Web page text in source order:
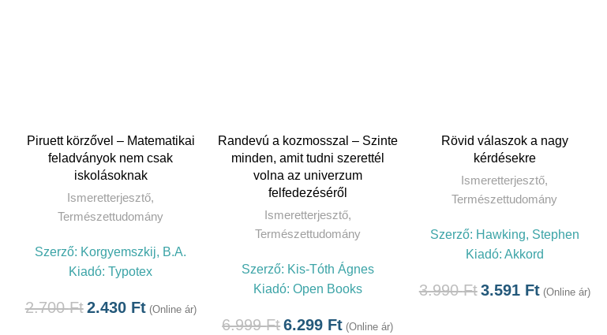
TOVÁBB
Piruett körzővel – Matematikai
feladványok nem csak
iskolásoknak
Ismeretterjesztő,
Természettudomány
Szerző: Korgyemszkij, B.A.
Kiadó:Typotex
2.700Ft2.430 Ft (Online ár)
KOSÁRBA TESZEM
Randevú a kozmosszal – Szinte
minden, amit tudni szerettél
volna az univerzum
felfedezéséről
Ismeretterjesztő,
Természettudomány
Szerző: Kis-Tóth Ágnes
Kiadó: Open Books
6.999Ft6.299 Ft (Online ár)
TOVÁBB
Rövid válaszok a nagy
kérdésekre
Ismeretterjesztő,
Természettudomány
Szerző: Hawking, Stephen
Kiadó: Akkord
3.990Ft3.591 Ft (Online ár)